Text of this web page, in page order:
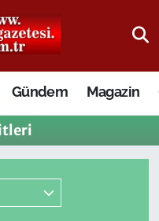
Gündem Magazin
Haritası
Fikstür